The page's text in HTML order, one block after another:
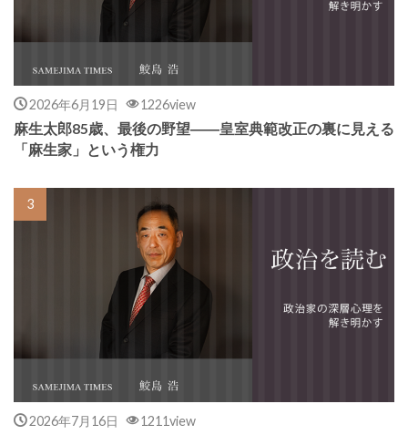
2026年6月19日 1226view
麻生太郎85歳、最後の野望――皇室典範改正の裏に見える
「麻生家」という権力
2026年7月16日 1211view